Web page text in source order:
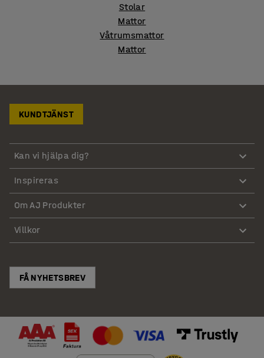
Stolar
Mattor
Våtrumsmattor
Mattor
KUNDTJÄNST
Kan vi hjälpa dig?
Inspireras
Om AJ Produkter
Villkor
FÅ NYHETSBREV